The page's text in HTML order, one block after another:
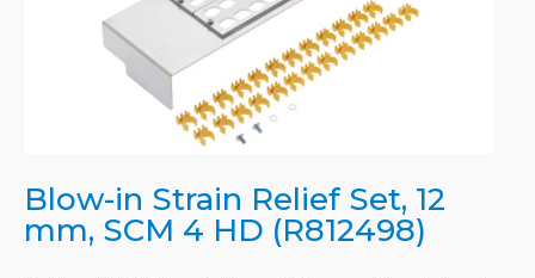
Blow-in Strain Relief Set, 12
mm, SCM 4 HD (R812498)